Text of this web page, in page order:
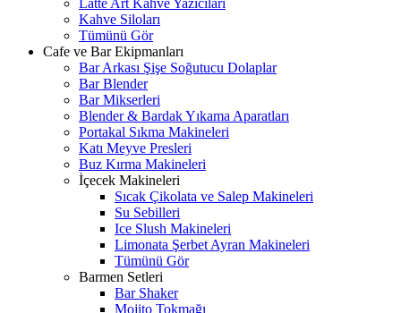
Latte Art Kahve Yazıcıları
Kahve Siloları
Tümünü Gör
Cafe ve Bar Ekipmanları
Bar Arkası Şişe Soğutucu Dolaplar
Bar Blender
Bar Mikserleri
Blender & Bardak Yıkama Aparatları
Portakal Sıkma Makineleri
Katı Meyve Presleri
Buz Kırma Makineleri
İçecek Makineleri
Sıcak Çikolata ve Salep Makineleri
Su Sebilleri
Ice Slush Makineleri
Limonata Şerbet Ayran Makineleri
Tümünü Gör
Barmen Setleri
Bar Shaker
Mojito Tokmağı